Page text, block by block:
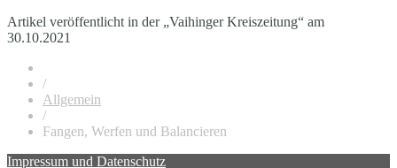
Artikel veröffentlicht in der „Vaihinger Kreiszeitung“ am
30.10.2021
/
Allgemein
/
Fangen, Werfen und Balancieren
Impressum und Datenschutz